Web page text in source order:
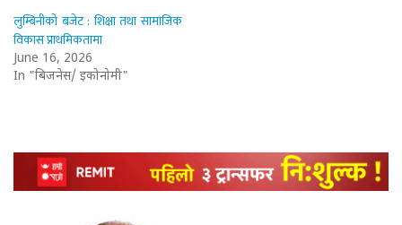
लुम्बिनीको बजेट : शिक्षा तथा सामाजिक
विकास प्राथमिकतामा
June 16, 2026
In "बिजनेस/ इकोनोमी"